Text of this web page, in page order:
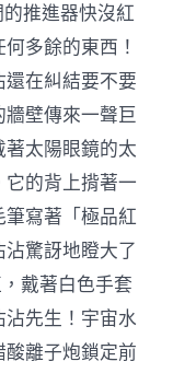
推進器快沒紅
多餘的東西！
在糾結要不要
壁傳來一聲巨
太陽眼鏡的太
的背上揹著一
寫著「極品紅
驚訝地瞪大了
戴著白色手套
先生！宇宙水
離子炮鎖定前